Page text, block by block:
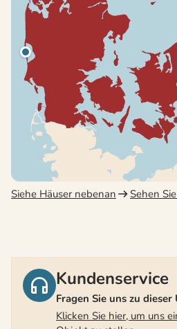
Siehe Häuser nebenan Sehen
Kundenservice
Fragen Sie uns zu
Klicken Sie hier, um uns